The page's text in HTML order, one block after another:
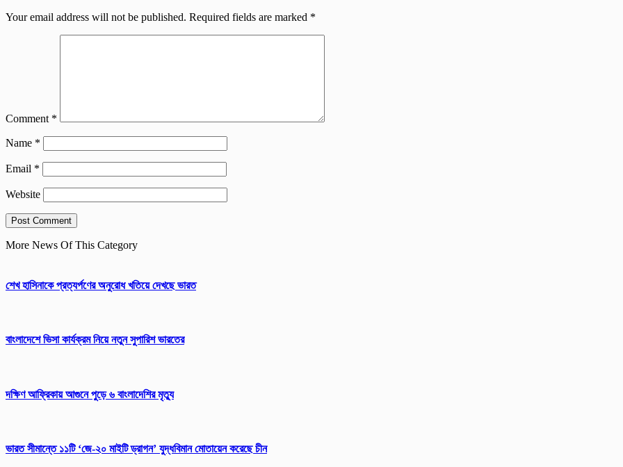
Your email address will not be published. Required fields are marked *
Comment *
Name *
Email *
Website
More News Of This Category
শেখ হাসিনাকে প্রত্যর্পণের অনুরোধ খতিয়ে দেখছে ভারত
বাংলাদেশে ভিসা কার্যক্রম নিয়ে নতুন সুপারিশ ভারতের
দক্ষিণ আফ্রিকায় আগুনে পুড়ে ৬ বাংলাদেশির মৃত্যু
ভারত সীমান্তে ১১টি ‘জে-২০ মাইটি ড্রাগন’ যুদ্ধবিমান মোতায়েন করেছে চীন